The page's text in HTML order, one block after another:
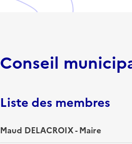
Conseil
Liste des membres
Maud DELACROIX - Maire